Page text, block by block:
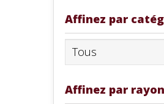
Affinez par
Affinez par rayon